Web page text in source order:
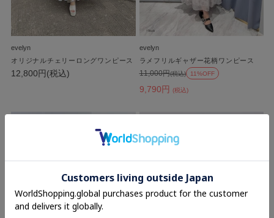
evelyn
オリジナルチェリーロングワンピース
12,800円(税込)
evelyn
ラメフリルギャザー花柄ワンピース
9,790円 (税込)
11,000円(税込) 11%OFF